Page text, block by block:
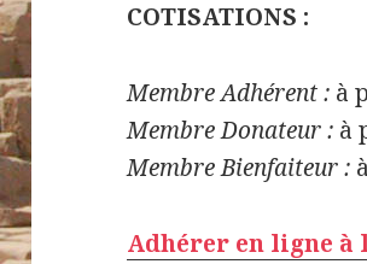
COTISATIONS :
Membre Adhérent : à
Membre Donateur : à
Membre Bienfaiteur :
Adhérer en ligne à